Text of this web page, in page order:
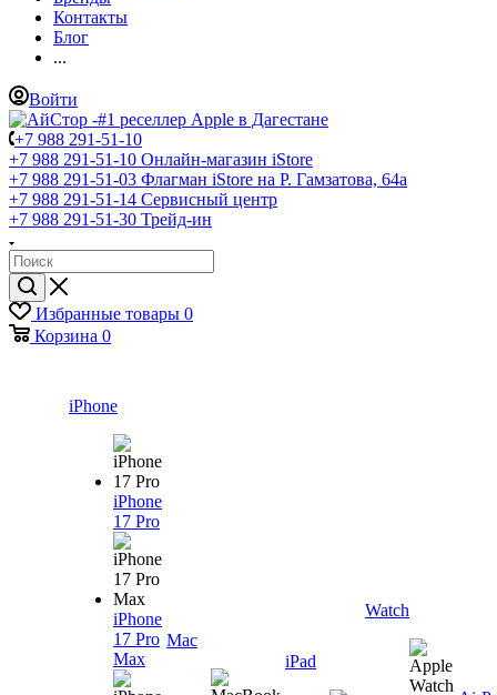
Контакты
Блог
...
Войти
+7 988 291-51-10
+7 988 291-51-10 Онлайн-магазин iStore
+7 988 291-51-03 Флагман iStore на Р. Гамзатова, 64а
+7 988 291-51-14 Сервисный центр
+7 988 291-51-30 Трейд-ин
Избранные товары 0
Корзина 0
iPhone
iPhone
17 Pro
iPhone
17 Pro
Max
Mac
iPad
Watch